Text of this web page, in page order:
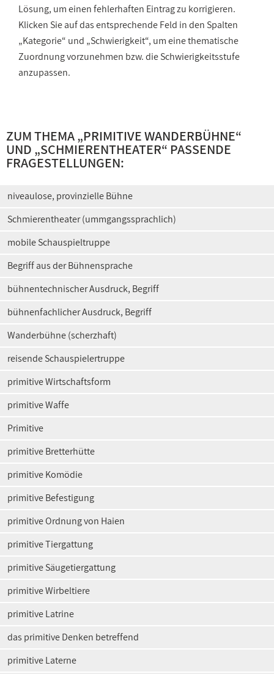
Lösung, um einen fehlerhaften Eintrag zu korrigieren.
Klicken Sie auf das entsprechende Feld in den Spalten
„Kategorie“ und „Schwierigkeit“, um eine thematische
Zuordnung vorzunehmen bzw. die Schwierigkeitsstufe
anzupassen.
ZUM THEMA „PRIMITIVE WANDERBÜHNE“
UND „SCHMIERENTHEATER“ PASSENDE
FRAGESTELLUNGEN:
niveaulose, provinzielle Bühne
Schmierentheater (ummgangssprachlich)
mobile Schauspieltruppe
Begriff aus der Bühnensprache
bühnentechnischer Ausdruck, Begriff
bühnenfachlicher Ausdruck, Begriff
Wanderbühne (scherzhaft)
reisende Schauspielertruppe
primitive Wirtschaftsform
primitive Waffe
Primitive
primitive Bretterhütte
primitive Komödie
primitive Befestigung
primitive Ordnung von Haien
primitive Tiergattung
primitive Säugetiergattung
primitive Wirbeltiere
primitive Latrine
das primitive Denken betreffend
primitive Laterne